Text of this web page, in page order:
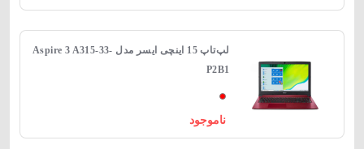
لپ‌تاپ 15 اینچی ایسر مدل Aspire 3 A315-33-
P2B1
ناموجود